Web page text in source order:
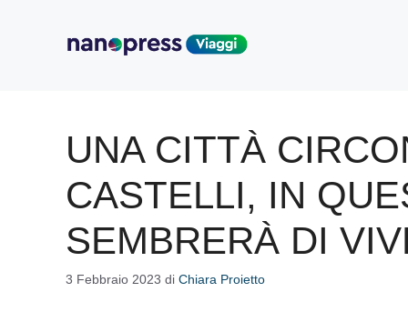
UNA CITTÀ
CASTELLI, IN
SEMBRERÀ DI
3 Febbraio 2023 di Chiara Proietto